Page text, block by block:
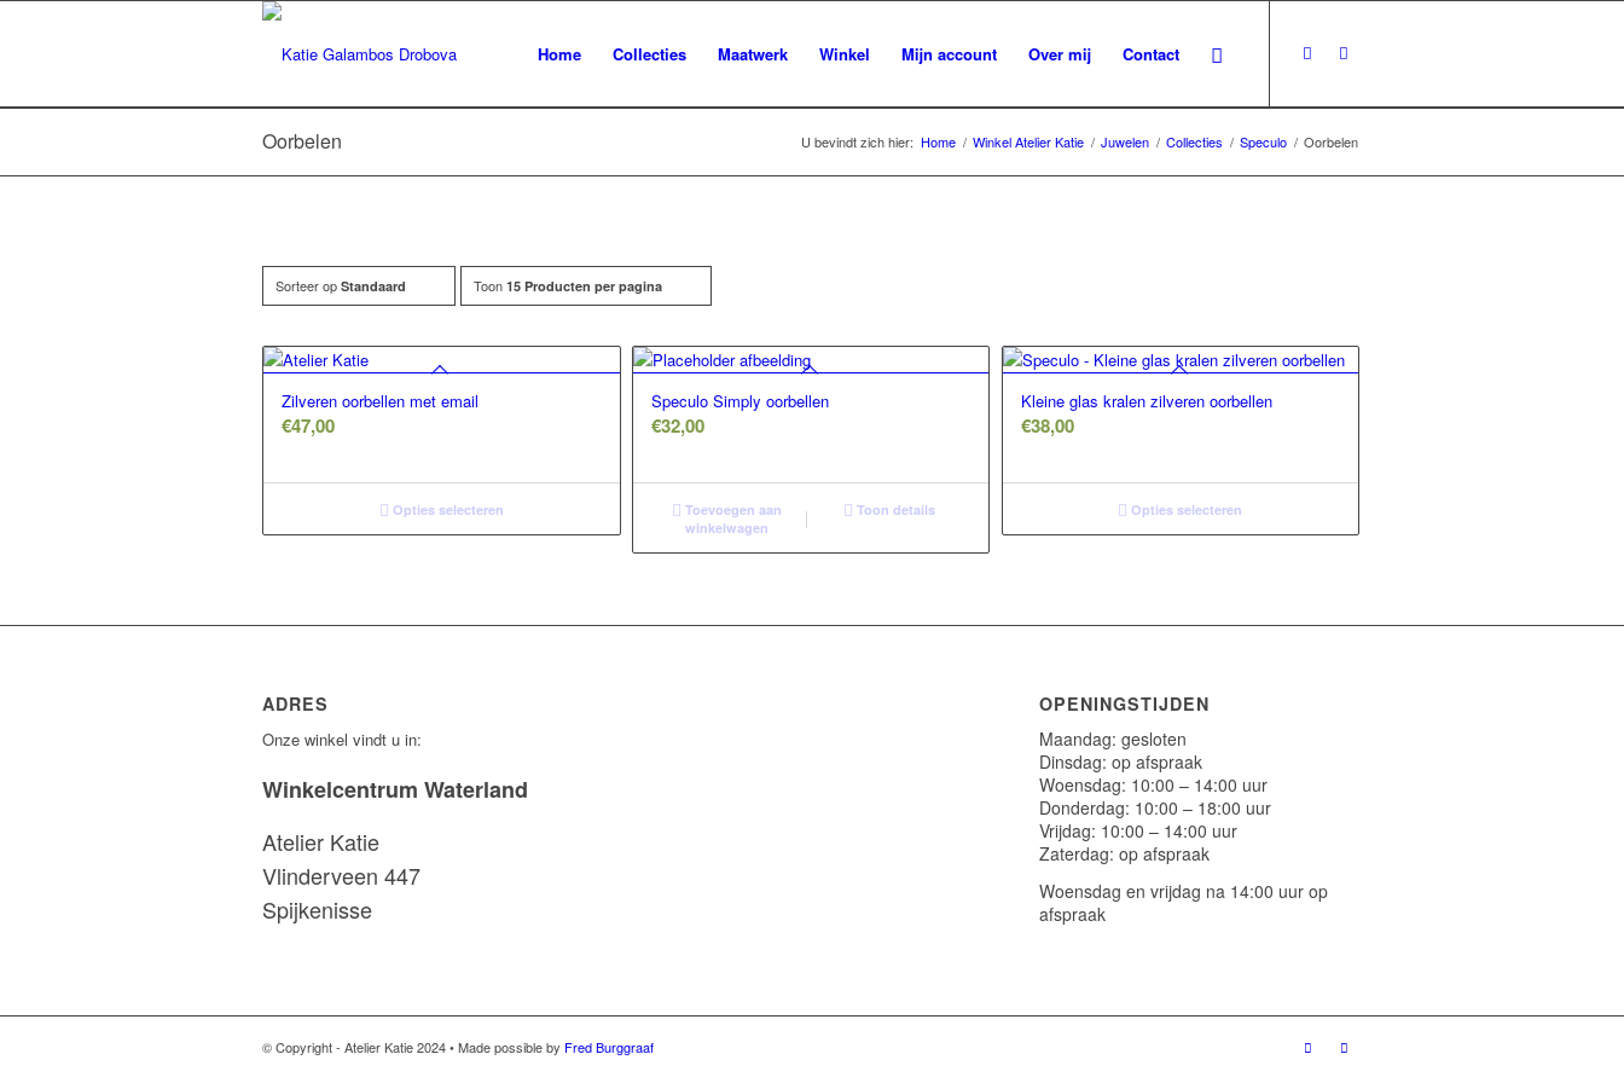
Home Collecties Maatwerk Winkel Mijn account Over mij Contact
Oorbelen U bevindt zich hier: Home / Winkel Atelier Katie / Juwelen / Collecties / Speculo / Oorbelen
Sorteer op Standaard Toon 15 Producten per pagina
Zilveren oorbellen met email
€47,00
Opties selecteren
Speculo Simply oorbellen
€32,00
Toevoegen aan
winkelwagen
Toon details
Kleine glas kralen zilveren oorbellen
€38,00
Opties selecteren
ADRES
Onze winkel vindt u in:
Winkelcentrum Waterland
Atelier Katie
Vlinderveen 447
Spijkenisse
OPENINGSTIJDEN
Maandag: gesloten
Dinsdag: op afspraak
Woensdag: 10:00 – 14:00 uur
Donderdag: 10:00 – 18:00 uur
Vrijdag: 10:00 – 14:00 uur
Zaterdag: op afspraak
Woensdag en vrijdag na 14:00 uur op
afspraak
© Copyright - Atelier Katie 2024 • Made possible by Fred Burggraaf